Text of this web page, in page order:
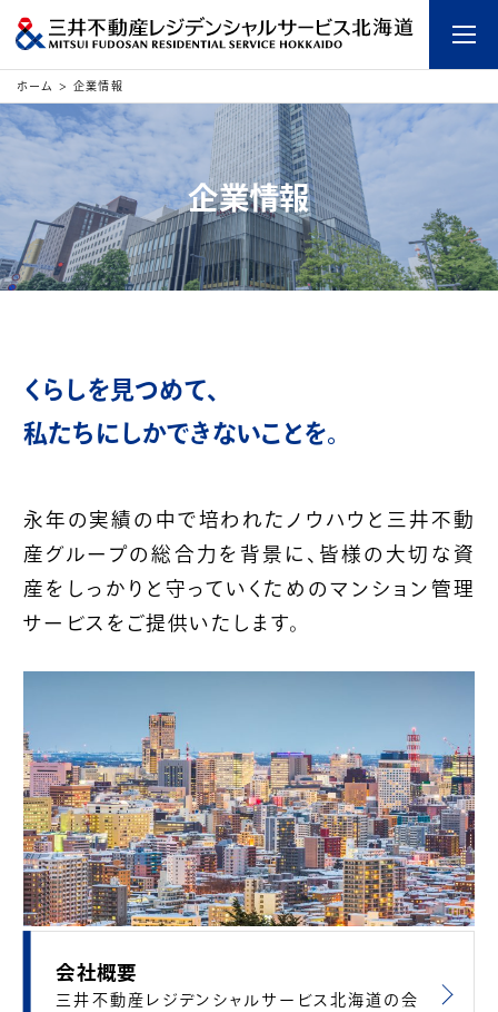
ホーム > 企業情報
企業情報
くらしを見つめて、
私たちにしかできないことを。
永年の実績の中で培われたノウハウと三井不動
産グループの総合力を背景に、皆様の大切な資
産をしっかりと守っていくためのマンション管理
サービスをご提供いたします。
会社概要
三井不動産レジデンシャルサービス北海道の会